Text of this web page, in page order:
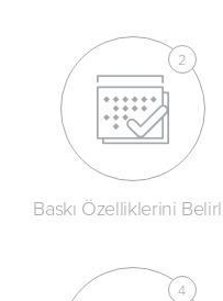
Baskı Özelliklerini